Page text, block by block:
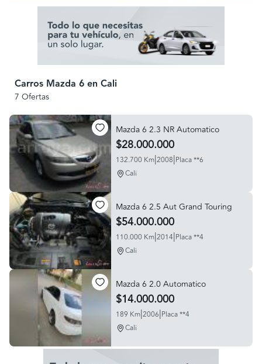
Carros Mazda 6 en Cali
7 Ofertas
Mazda 6 2.3 NR Automatico
$28.000.000
132.700 Km|2008|Placa **6
Cali
Mazda 6 2.5 Aut Grand Touring
$54.000.000
110.000 Km|2014|Placa **4
Cali
Mazda 6 2.0 Automatico
$14.000.000
189 Km|2006|Placa **4
Cali